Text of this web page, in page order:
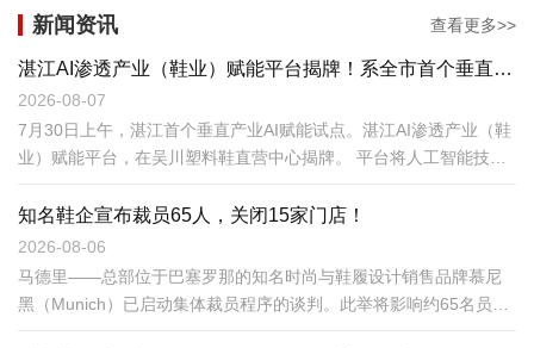
新闻资讯 查看更多>>
湛江AI渗透产业（鞋业）赋能平台揭牌！系全市首个垂直产业赋能试点
2026-08-07
7月30日上午，湛江首个垂直产业AI赋能试点。湛江AI渗透产业（鞋
业）赋能平台，在吴川塑料鞋直营中心揭牌。 平台将人工智能技术
业提供轻量化、普惠型数字服务，推动吴川塑料鞋产业加快数智化
转型。
知名鞋企宣布裁员65人，关闭15家门店！
2026-08-06
马德里——总部位于巴塞罗那的知名时尚与鞋履设计销售品牌慕尼
黑（Munich）已启动集体裁员程序的谈判。此举将影响约65名员